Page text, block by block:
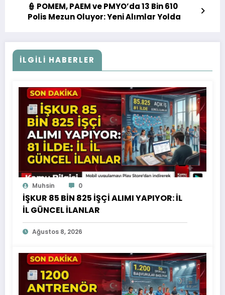
👮 POMEM, PAEM ve PMYO’da 13 Bin 610
Polis Mezun Oluyor: Yeni Alımlar Yolda
İLGILI HABERLER
Muhsin 0
İŞKUR 85 BİN 825 İŞÇİ ALIMI YAPIYOR: İL
İL GÜNCEL İLANLAR
Ağustos 8, 2026